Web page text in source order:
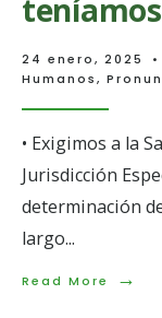
24 enero, 2025 •
Humanos,
• Exigimos a la
Jurisdicción
determinación
largo...
Read More →
Read